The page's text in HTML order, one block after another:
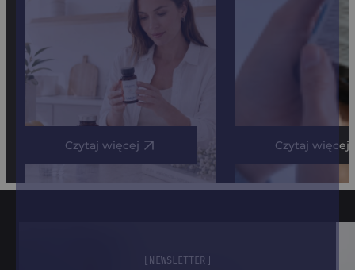
Czytaj więcej Czytaj więcej
[NEWSLETTER]